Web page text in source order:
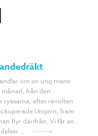
om en ung mans
från den
ryssarna, efter revolten
Ungern, fram
flyr därifrån. Vi får en